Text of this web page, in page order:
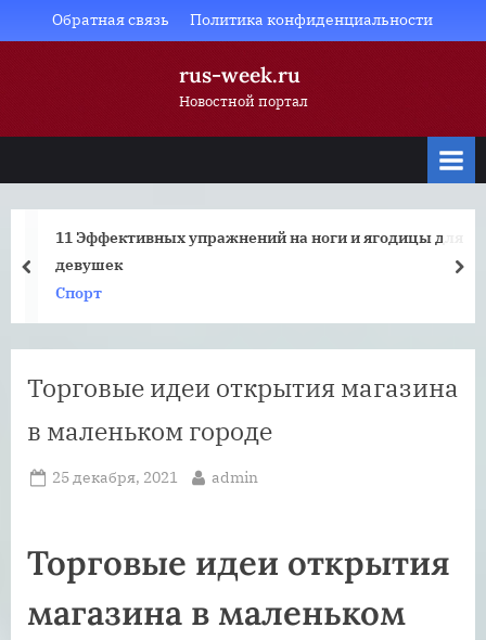
to
Обратная связь Политика конфиденциальности
rus-week.ru
Новостной портал
11 Эффективных упражнений на ноги и ягодицы для
девушек
Спорт
prev
Торговые идеи открытия магазина
в маленьком городе
Posted
25 декабря, 2021 By
admin
Торговые идеи открытия
магазина в маленьком